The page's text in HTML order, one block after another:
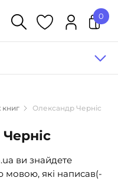
(527)
0
книг Олександр Черніс
ви знайдете
мовою, які написав(-